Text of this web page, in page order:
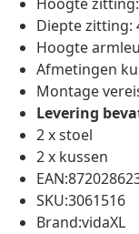
Diepte zitting:
Hoogte
Afmetingen
Montage
Levering
2 x stoel
2 x kussen
SKU:3061516
Brand:vidaXL